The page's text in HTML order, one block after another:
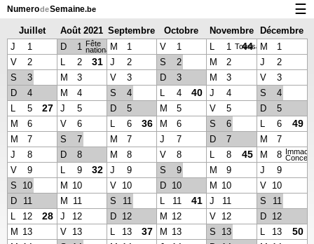
NumerodeSemaine.be
Calendrier avec jours fériés et numéro des semaines
À propos de NumeroDeSemaine.be
Confidentialité et cookies
☰
Juillet
2021
Août 2021 Septembre
2021
Octobre
2021
Novembre
2021
Décembre
2021
J 1 D 1 Fête
nationale
M 1 V 1 L 1 44
Toussaint
M
1
V
2 L 2 31 J 2 S 2 M 2 J
2
S
3 M 3 V 3 D 3 M 3 V
3
D
4 M 4 S 4 L 4 40 J 4 S
4
L
5 27 J 5 D 5 M 5 V 5 D
5
M
6 V 6 L 6 36 M 6 S 6 L 6 49
M 7 S 7 M 7 J 7 D 7 M
7
J
8 D 8 M 8 V 8 L 8 45 M 8
V 9 L 9 32 J 9 S 9 M 9 J
9
S
10 M 10 V 10 D 10 M 10 V 10
D
11 M 11 S 11 L 11 41 J 11 S
11
L
12 28 J 12 D 12 M 12 V 12 D 12
M 13 V 13 L 13 37 M 13 S 13 L 13 50